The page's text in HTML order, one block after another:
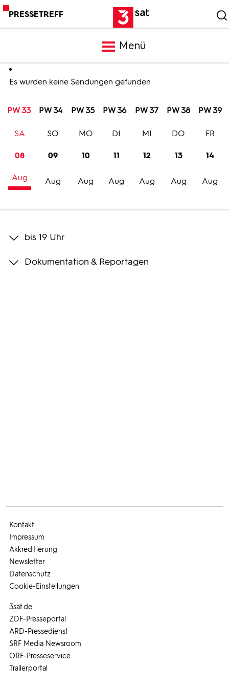
PRESSETREFF
Menü
Meldungen
Programm
Trailer
Bilder
Es wurden keine Sendungen gefunden
PW 33 PW 34 PW 35 PW 36 PW 37 PW 38 PW 39
08
Aug
SA
09
Aug
SO
10
Aug
MO
11
Aug
DI
12
Aug
MI
13
Aug
DO
14
Aug
FR
bis 19 Uhr
Dokumentation & Reportagen
3sat.de
ZDF-Presseportal
ARD-Pressedienst
SRF Media Newsroom
ORF-Presseservice
Trailerportal
Kontakt
Impressum
Akkreditierung
Newsletter
Datenschutz
Cookie-Einstellungen